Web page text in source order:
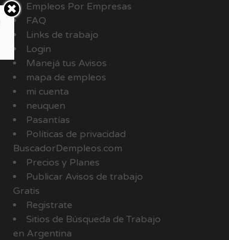
Empleos Por Empresas
FAQ
Links de trabajo
Login
Manejá tus Avisos
mapa de empleos
mi cuenta
neuquen
Pasantías
Políticas de privacidad
BuscadorDempleos.com
Precios y Planes
Publicar Avisos de trabajo
Gratis
Registrate
Sitios de Búsqueda de Trabajo
en Argentina